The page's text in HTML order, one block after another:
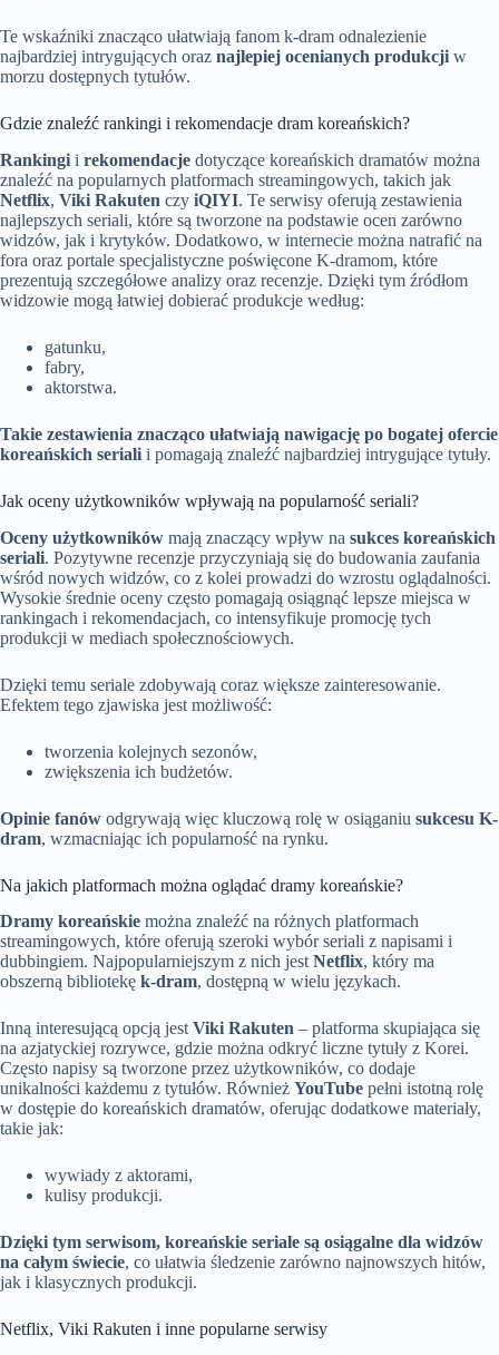
Te wskaźniki znacząco ułatwiają fanom k-dram odnalezienie
najbardziej intrygujących oraz najlepiej ocenianych produkcji w
morzu dostępnych tytułów.
Gdzie znaleźć rankingi i rekomendacje dram koreańskich?
Rankingi i rekomendacje dotyczące koreańskich dramatów można
znaleźć na popularnych platformach streamingowych, takich jak
Netflix, Viki Rakuten czy iQIYI. Te serwisy oferują zestawienia
najlepszych seriali, które są tworzone na podstawie ocen zarówno
widzów, jak i krytyków. Dodatkowo, w internecie można natrafić na
fora oraz portale specjalistyczne poświęcone K-dramom, które
prezentują szczegółowe analizy oraz recenzje. Dzięki tym źródłom
widzowie mogą łatwiej dobierać produkcje według:
gatunku,
fabry,
aktorstwa.
Takie zestawienia znacząco ułatwiają nawigację po bogatej ofercie
koreańskich seriali i pomagają znaleźć najbardziej intrygujące tytuły.
Jak oceny użytkowników wpływają na popularność seriali?
Oceny użytkowników mają znaczący wpływ na sukces koreańskich
seriali. Pozytywne recenzje przyczyniają się do budowania zaufania
wśród nowych widzów, co z kolei prowadzi do wzrostu oglądalności.
Wysokie średnie oceny często pomagają osiągnąć lepsze miejsca w
rankingach i rekomendacjach, co intensyfikuje promocję tych
produkcji w mediach społecznościowych.
Dzięki temu seriale zdobywają coraz większe zainteresowanie.
Efektem tego zjawiska jest możliwość:
tworzenia kolejnych sezonów,
zwiększenia ich budżetów.
Opinie fanów odgrywają więc kluczową rolę w osiąganiu sukcesu K-
dram, wzmacniając ich popularność na rynku.
Na jakich platformach można oglądać dramy koreańskie?
Dramy koreańskie można znaleźć na różnych platformach
streamingowych, które oferują szeroki wybór seriali z napisami i
dubbingiem. Najpopularniejszym z nich jest Netflix, który ma
obszerną bibliotekę k-dram, dostępną w wielu językach.
Inną interesującą opcją jest Viki Rakuten – platforma skupiająca się
na azjatyckiej rozrywce, gdzie można odkryć liczne tytuły z Korei.
Często napisy są tworzone przez użytkowników, co dodaje
unikalności każdemu z tytułów. Również YouTube pełni istotną rolę
w dostępie do koreańskich dramatów, oferując dodatkowe materiały,
takie jak:
wywiady z aktorami,
kulisy produkcji.
Dzięki tym serwisom, koreańskie seriale są osiągalne dla widzów
na całym świecie, co ułatwia śledzenie zarówno najnowszych hitów,
jak i klasycznych produkcji.
Netflix, Viki Rakuten i inne popularne serwisy